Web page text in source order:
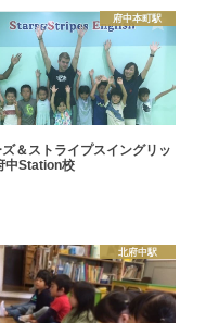
府中本町駅
＆ストライプスイングリッ
中Station校
北府中駅